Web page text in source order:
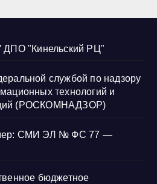
ДПО "Кинельский РЦ"
службой по надзору
технологий и
(РОСКОМНАДЗОР)
СМИ ЭЛ № ФС 77 —
бюджетное